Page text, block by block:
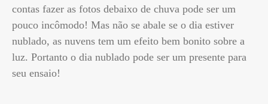
contas fazer as fotos debaixo de chuva pode ser um
pouco incômodo! Mas não se abale se o dia estiver
nublado, as nuvens tem um efeito bem bonito sobre a
luz. Portanto o dia nublado pode ser um presente para
seu ensaio!